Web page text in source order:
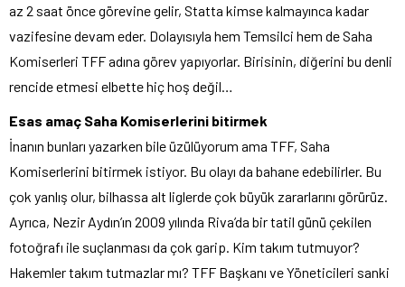
az 2 saat önce görevine gelir, Statta kimse kalmayınca kadar
vazifesine devam eder. Dolayısıyla hem Temsilci hem de Saha
Komiserleri TFF adına görev yapıyorlar. Birisinin, diğerini bu denli
rencide etmesi elbette hiç hoş değil…
Esas amaç Saha Komiserlerini bitirmek
İnanın bunları yazarken bile üzülüyorum ama TFF, Saha
Komiserlerini bitirmek istiyor. Bu olayı da bahane edebilirler. Bu
çok yanlış olur, bilhassa alt liglerde çok büyük zararlarını görürüz.
Ayrıca, Nezir Aydın’ın 2009 yılında Riva’da bir tatil günü çekilen
fotoğrafı ile suçlanması da çok garip. Kim takım tutmuyor?
Hakemler takım tutmazlar mı? TFF Başkanı ve Yöneticileri sanki